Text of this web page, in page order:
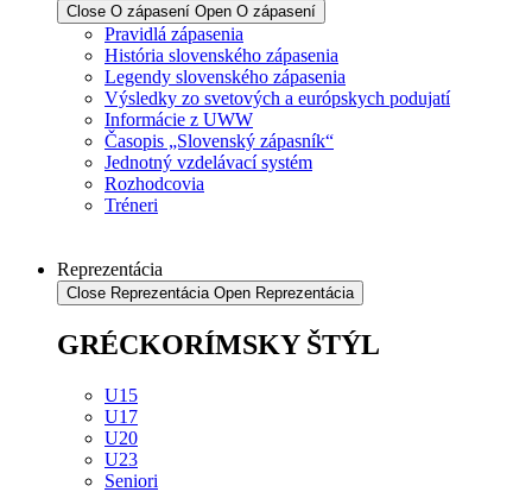
Close O zápasení Open O zápasení
Pravidlá zápasenia
História slovenského zápasenia
Legendy slovenského zápasenia
Výsledky zo svetových a európskych podujatí
Informácie z UWW
Časopis „Slovenský zápasník“
Jednotný vzdelávací systém
Rozhodcovia
Tréneri
Reprezentácia
Close Reprezentácia Open Reprezentácia
GRÉCKORÍMSKY ŠTÝL
U15
U17
U20
U23
Seniori